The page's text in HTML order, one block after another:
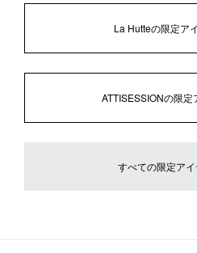
La Hutteの限定ア
ATTISESSIONの限定
すべての限定ア